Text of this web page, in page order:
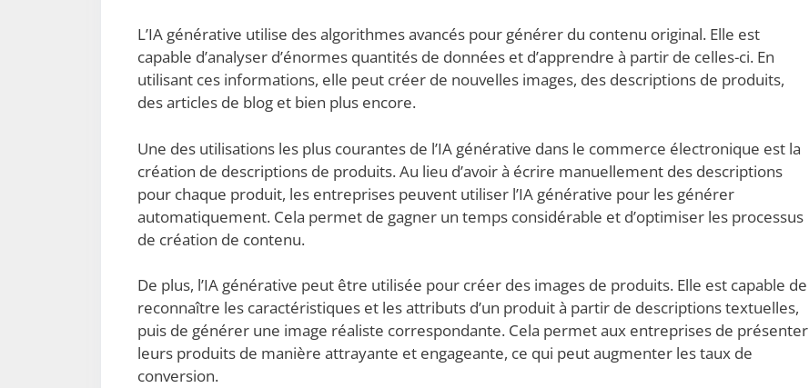
L’IA générative utilise des algorithmes avancés pour générer du contenu original. Elle est
capable d’analyser d’énormes quantités de données et d’apprendre à partir de celles-ci. En
utilisant ces informations, elle peut créer de nouvelles images, des descriptions de produits,
des articles de blog et bien plus encore.
Une des utilisations les plus courantes de l’IA générative dans le commerce électronique est la
création de descriptions de produits. Au lieu d’avoir à écrire manuellement des descriptions
pour chaque produit, les entreprises peuvent utiliser l’IA générative pour les générer
automatiquement. Cela permet de gagner un temps considérable et d’optimiser les processus
de création de contenu.
De plus, l’IA générative peut être utilisée pour créer des images de produits. Elle est capable de
reconnaître les caractéristiques et les attributs d’un produit à partir de descriptions textuelles,
puis de générer une image réaliste correspondante. Cela permet aux entreprises de présenter
leurs produits de manière attrayante et engageante, ce qui peut augmenter les taux de
conversion.